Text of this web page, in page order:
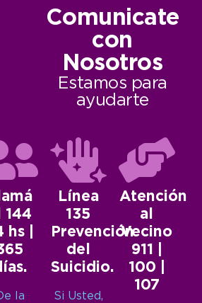
Comunicate
con
Nosotros
Estamos para
ayudarte
144
hs |
la
Línea
135
Prevención
del
Suicidio.
Si Usted,
Atención
al
Vecino
911 |
100 |
107